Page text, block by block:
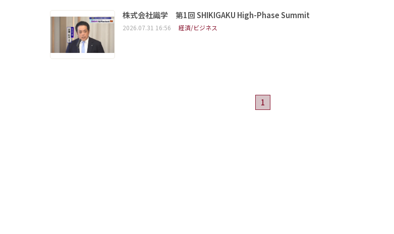
株式会社識学 第1回 SHIKIGAKU High-Phase Summit
2026.07.31 16:56 経済/ビジネス
1